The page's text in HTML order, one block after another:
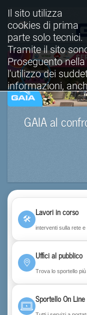
GAIA al
🛠
Lavori in corso
interventi sulla rete
Uffici al pubblico
Trova lo sportello
Sportello On Line
Il sito utilizza
cookies di prima
parte solo tecnici.
Tramite il sito
Proseguento
l'utilizzo dei
informazioni,
è possibile
completa.
Visualizza